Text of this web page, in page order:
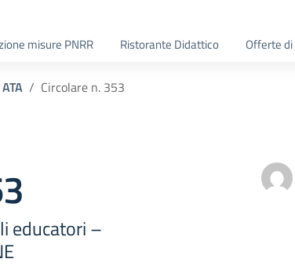
misure PNRR Ristorante Didattico Offerte
Circolare n. 353
educatori –